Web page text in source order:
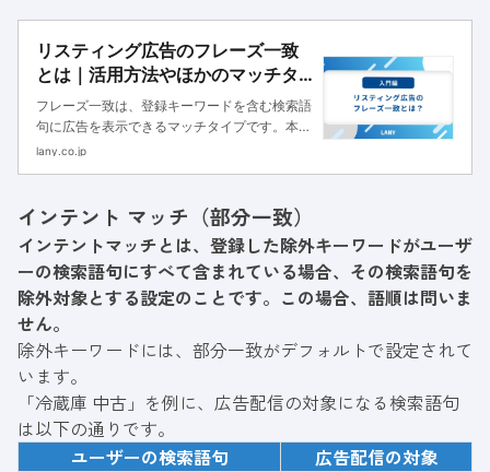
リスティング広告のフレーズ一致
とは｜活用方法やほかのマッチタ
イプとの違いも解説
フレーズ一致は、登録キーワードを含む検索語
句に広告を表示できるマッチタイプです。本記
事では、フレーズ一致の特徴や活用法を解説
lany.co.jp
インテント マッチ（部分一致）
インテントマッチとは、登録した除外キーワードがユーザ
ーの検索語句にすべて含まれている場合、その検索語句を
除外対象とする設定のことです。この場合、語順は問いま
せん。
除外キーワードには、部分一致がデフォルトで設定されて
います。
「冷蔵庫 中古」を例に、広告配信の対象になる検索語句
は以下の通りです。
ユーザーの検索語句
広告配信の対象